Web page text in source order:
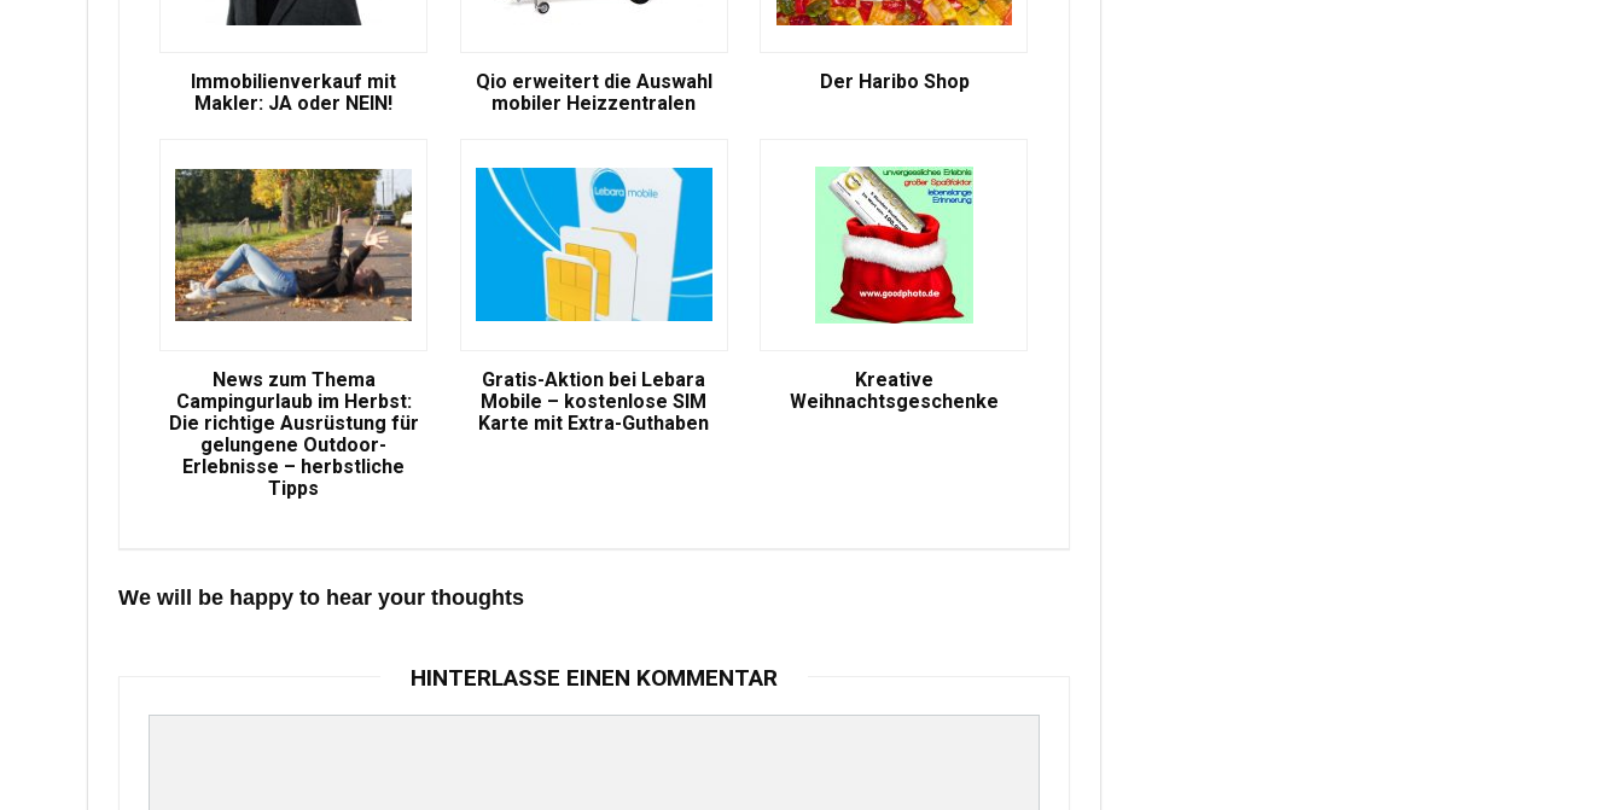
Immobilienverkauf mit
Makler: JA oder NEIN!
Qio erweitert die Auswahl
mobiler Heizzentralen
Der Haribo Shop
News zum Thema
Campingurlaub im Herbst:
Die richtige Ausrüstung für
gelungene Outdoor-
Erlebnisse – herbstliche
Tipps
Gratis-Aktion bei Lebara
Mobile – kostenlose SIM
Karte mit Extra-Guthaben
Kreative
Weihnachtsgeschenke
We will be happy to hear your thoughts
HINTERLASSE EINEN KOMMENTAR